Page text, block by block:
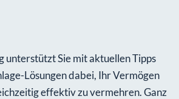
unterstützt Sie mit aktuellen Tipps
Lösungen dabei, Ihr Vermögen
effektiv zu vermehren. Ganz